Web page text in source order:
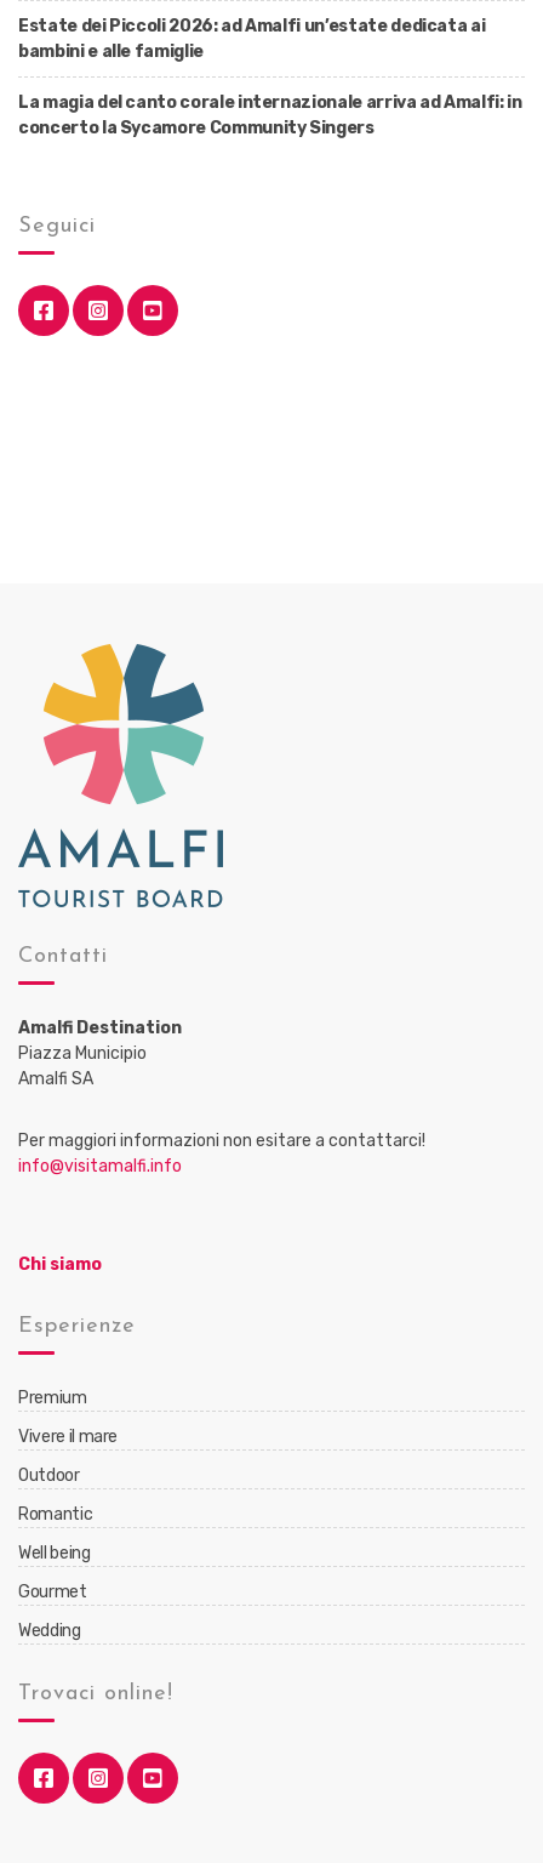
Estate dei Piccoli 2026: ad Amalfi un’estate dedicata ai
bambini e alle famiglie
La magia del canto corale internazionale arriva ad Amalfi: in
concerto la Sycamore Community Singers
Seguici
Contatti
Amalfi Destination
Piazza Municipio
Amalfi SA
Per maggiori informazioni non esitare a contattarci!
info@visitamalfi.info
Chi siamo
Esperienze
Premium
Vivere il mare
Outdoor
Romantic
Well being
Gourmet
Wedding
Trovaci online!